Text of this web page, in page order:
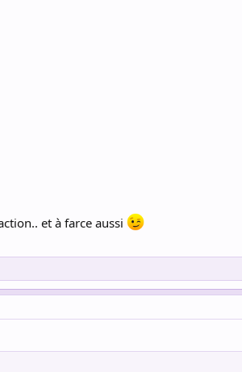
et à farce aussi